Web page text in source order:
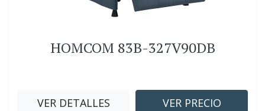
HOMCOM 83B-327V90DB
VER DETALLES VER PRECIO